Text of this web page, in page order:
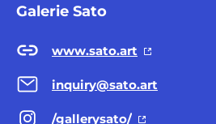
Galerie Sato
www.sato.art
inquiry@sato.art
/gallerysato/